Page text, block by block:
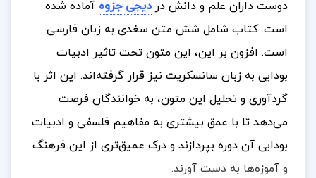
دوست داران علم و دانش دردیجی جزوه آماده شده
است. کتاب شامل شش متن سغدی به زبان فارسی
است. افزون بر این، این متون تحت تاثیر ادبیات
بودایی به زبان سانسکریت نیز قرار گرفته‌اند. این اثر با
گردآوری و تحلیل این متون، به خوانندگان فرصت
می‌دهد تا با عمق بیشتری به مفاهیم فلسفی و ادبیات
بودایی آن دوره بپردازند و درک عمیق‌تری از این فرهنگ
و آموزه‌ها به دست آورند.